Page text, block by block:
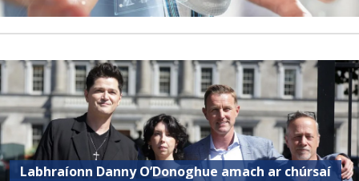
Labhraíonn Danny O’Donoghue amach ar chúrsaí